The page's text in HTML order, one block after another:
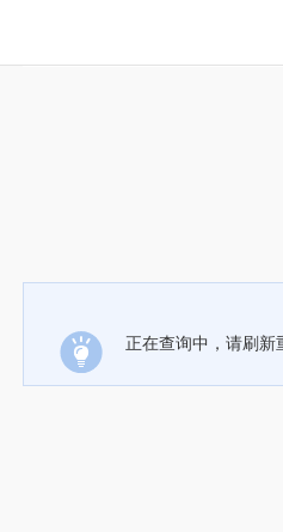
正在查询中，请刷新